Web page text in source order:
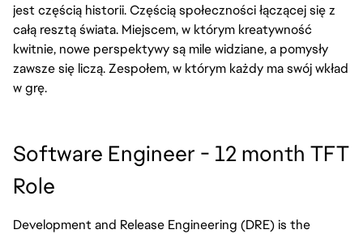
jest częścią historii. Częścią społeczności łączącej się z
całą resztą świata. Miejscem, w którym kreatywność
kwitnie, nowe perspektywy są mile widziane, a pomysły
zawsze się liczą. Zespołem, w którym każdy ma swój wkład
w grę.
Software Engineer - 12 month TFT
Role
Development and Release Engineering (DRE) is the